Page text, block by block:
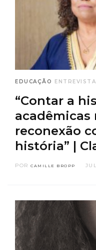
EDUCAÇÃO ENTREVISTA
“Contar a
acadêmicas
reconexão
história” |
POR CAMILLE BROPP